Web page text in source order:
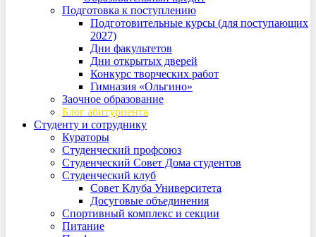
Подготовка к поступлению
Подготовительные курсы (для поступающих
2027)
Дни факультетов
Дни открытых дверей
Конкурс творческих работ
Гимназия «Ольгино»
Заочное образование
Блог абитуриента
Студенту и сотруднику
Кураторы
Студенческий профсоюз
Студенческий Совет Дома студентов
Студенческий клуб
Совет Клуба Университета
Досуговые объединения
Спортивный комплекс и секции
Питание